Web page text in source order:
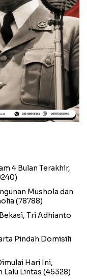
4 Bulan Terakhir,
Mushola dan
(78788)
Tri Adhianto
Pindah Domisili
Hari Ini,
Lalu Lintas (45328)